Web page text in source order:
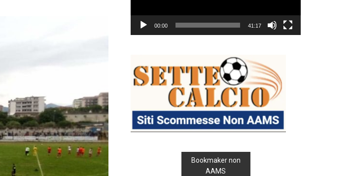
00:00 41:17
Bookmaker non
AAMS